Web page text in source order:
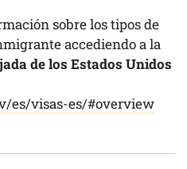
sobre los tipos de
accediendo a la
de los Estados Unidos
es/visas-es/#overview